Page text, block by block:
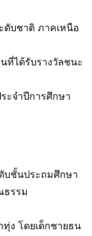
ดับชาติ ภาคเหนือ
ที่ได้รับรางวัลชนะ
ะจำปีการศึกษา
บชั้นประถมศึกษา
ธรรม
ง โดยเด็กชายธน